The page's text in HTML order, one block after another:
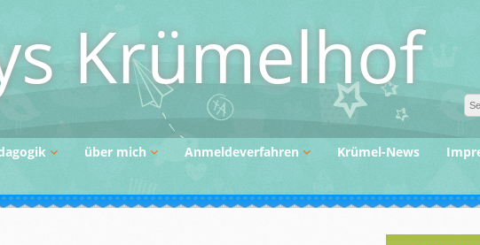
Krümelhof
über mich
Anmeldeverfahren
Betreuung
Krümel-News